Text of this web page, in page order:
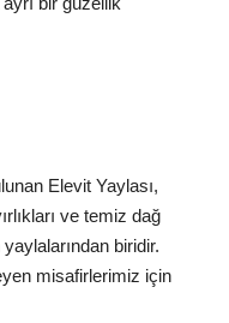
Elevit Yaylası,
ve temiz dağ
biridir.
misafirlerimiz için